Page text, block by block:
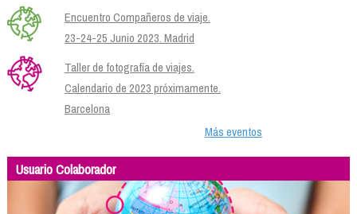
Encuentro Compañeros de viaje.
23-24-25 Junio 2023. Madrid
Taller de fotografía de viajes.
Calendario de 2023 próximamente.
Barcelona
Más eventos
Usuario Colaborador